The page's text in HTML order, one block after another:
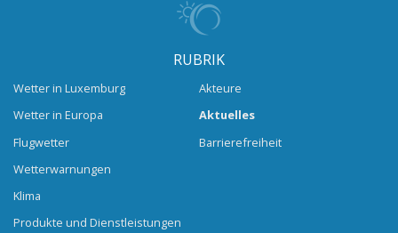
RUBRIK
Wetter in Luxemburg
Wetter in Europa
Flugwetter
Wetterwarnungen
Klima
Produkte und Dienstleistungen
Akteure
Aktuelles
Barrierefreiheit